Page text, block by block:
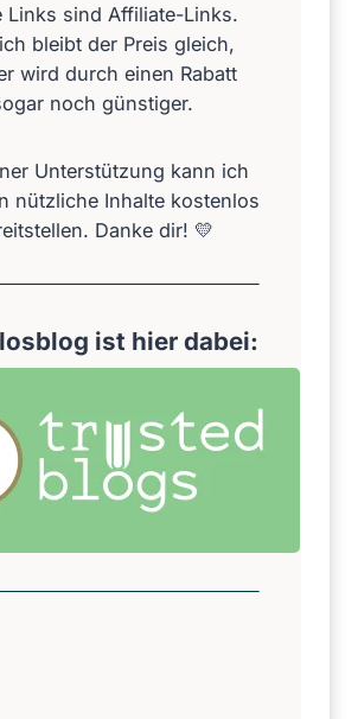
i
a
l
n
t
z
e
s
l
l
e
t
Links sind Affiliate-Links.
bleibt der Preis gleich,
wird durch einen Rabatt
noch günstiger.
Unterstützung kann ich
nützliche Inhalte kostenlos
Danke dir! 💛
ist hier dabei: